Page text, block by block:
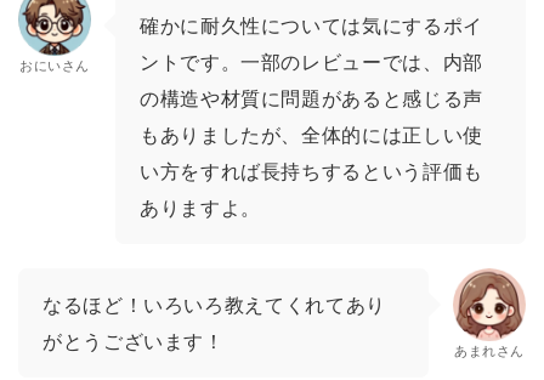
おにいさん
確かに耐久性については気にするポイ
ントです。一部のレビューでは、内部
の構造や材質に問題があると感じる声
もありましたが、全体的には正しい使
い方をすれば長持ちするという評価も
ありますよ。
なるほど！いろいろ教えてくれてあり
がとうございます！
あまれさん